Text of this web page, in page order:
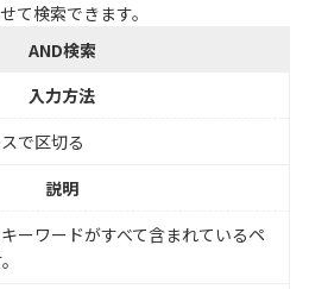
て検索できます。
AND検索
入力方法
で区切る
説明
ーワードがすべて含まれているペ